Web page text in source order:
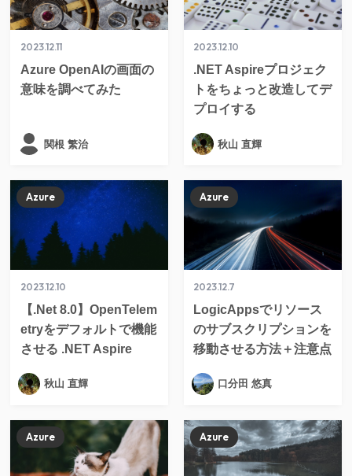
2023.12.11
Azure OpenAIの画面の
意味を調べてみた
関根 繁治
2023.12.10
.NET Aspireプロジェク
トをちょっと改造してデ
プロイする
秋山 直輝
2023.12.10
【.Net 8.0】OpenTelem
etryをデフォルトで機能
させる .NET Aspire
Azure
秋山 直輝
2023.12.7
LogicAppsでリソース
のサブスクリプションを
移動させる方法＋注意点
Azure
口分田 悠真
Azure Azure